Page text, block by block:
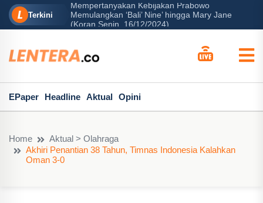
Terkini
Mempertanyakan Kebijakan Prabowo
Memulangkan ‘Bali’ Nine’ hingga Mary Jane
(Koran Senin, 16/12/2024)
EPaper Headline Aktual Opini
Home
Aktual > Olahraga
Akhiri Penantian 38 Tahun, Timnas Indonesia Kalahkan
Oman 3-0